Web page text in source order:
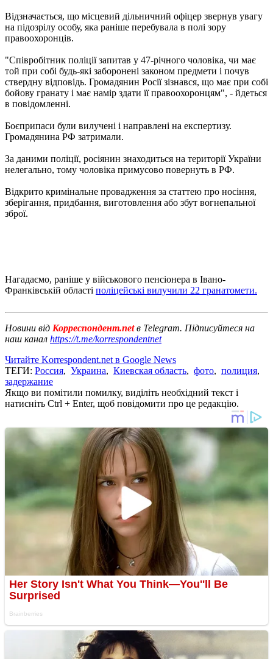
Відзначається, що місцевий дільничний офіцер звернув увагу
на підозрілу особу, яка раніше перебувала в полі зору
правоохоронців.
"Співробітник поліції запитав у 47-річного чоловіка, чи має
той при собі будь-які заборонені законом предмети і почув
ствердну відповідь. Громадянин Росії зізнався, що має при собі
бойову гранату і має намір здати її правоохоронцям", - йдеться
в повідомленні.
Боєприпаси були вилучені і направлені на експертизу.
Громадянина РФ затримали.
За даними поліції, росіянин знаходиться на території України
нелегально, тому чоловіка примусово повернуть в РФ.
Відкрито кримінальне провадження за статтею про носіння,
зберігання, придбання, виготовлення або збут вогнепальної
зброї.
Нагадаємо, раніше у військового пенсіонера в Івано-
Франківській області поліцейські вилучили 22 гранатомети.
Новини від Корреспондент.netв Telegram. Підписуйтеся на
наш канал https://t.me/korrespondentnet
Читайте Korrespondent.net в Google News
ТЕГИ: Россия, Украина, Киевская область, фото, полиция,
задержание
Якщо ви помітили помилку, виділіть необхідний текст і
натисніть Ctrl + Enter, щоб повідомити про це редакцію.